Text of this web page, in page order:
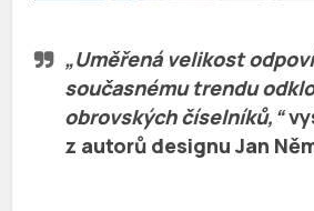
„Uměřená velikost
současnému trendu
obrovských číselníků,“
z autorů designuJan